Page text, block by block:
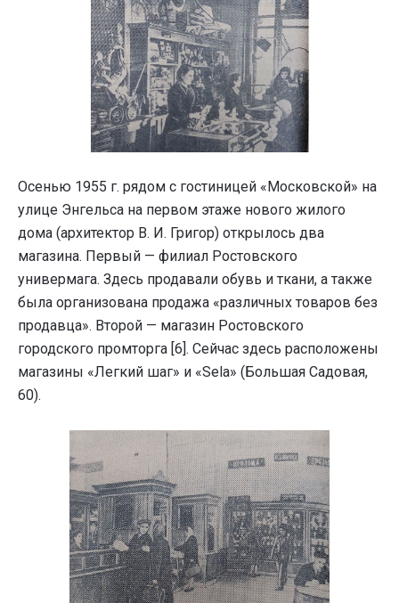
Осенью 1955 г. рядом с гостиницей «Московской» на
улице Энгельса на первом этаже нового жилого
дома (архитектор В. И. Григор) открылось два
магазина. Первый — филиал Ростовского
универмага. Здесь продавали обувь и ткани, а также
была организована продажа «различных товаров без
продавца». Второй — магазин Ростовского
городского промторга [6]. Сейчас здесь расположены
магазины «Легкий шаг» и «Sela» (Большая Садовая,
60).